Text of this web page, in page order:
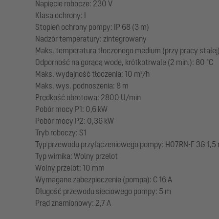
Napięcie robocze: 230 V
Klasa ochrony: I
Stopień ochrony pompy: IP 68 (3 m)
Nadzór temperatury: zintegrowany
Maks. temperatura tłoczonego medium (przy pracy
Odporność na gorącą wodę, krótkotrwale (2 min.): 80 °C
Maks. wydajność tłoczenia: 10 m³/h
Maks. wys. podnoszenia: 8 m
Prędkość obrotowa: 2800 U/min
Pobór mocy P1: 0,6 kW
Pobór mocy P2: 0,36 kW
Tryb roboczy: S1
Typ przewodu przyłączeniowego pompy: H07RN-F 3G 1,5
Typ wirnika: Wolny przelot
Wolny przelot: 10 mm
Wymagane zabezpieczenie (pompa): C 16 A
Długość przewodu sieciowego pompy: 5 m
Prąd znamionowy: 2,7 A